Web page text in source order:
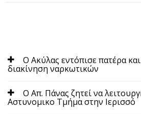
Ο Ακύλας εντόπισε πατέρα
διακίνηση ναρκωτικών
Ο Απ. Πάνας ζητεί να
Αστυνομικο Τμήμα στην Ιερισσό